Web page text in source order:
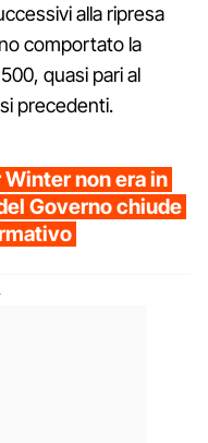
alla ripresa
comportato la
quasi pari al
precedenti.
non era in
Governo chiude